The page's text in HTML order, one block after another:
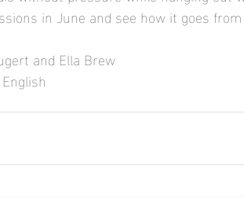
in June and see how it goes
and Ella Brew